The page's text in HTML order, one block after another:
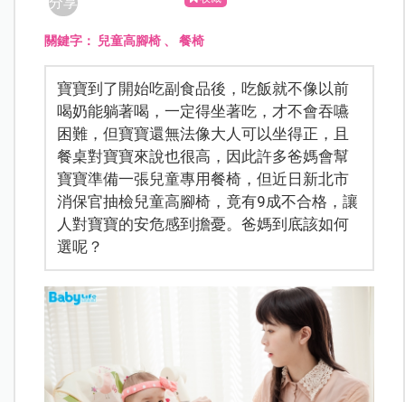
關鍵字： 兒童高腳椅 、餐椅
寶寶到了開始吃副食品後，吃飯就不像以前
喝奶能躺著喝，一定得坐著吃，才不會吞嚥
困難，但寶寶還無法像大人可以坐得正，且
餐桌對寶寶來說也很高，因此許多爸媽會幫
寶寶準備一張兒童專用餐椅，但近日新北市
消保官抽檢兒童高腳椅，竟有9成不合格，讓
人對寶寶的安危感到擔憂。爸媽到底該如何
選呢？